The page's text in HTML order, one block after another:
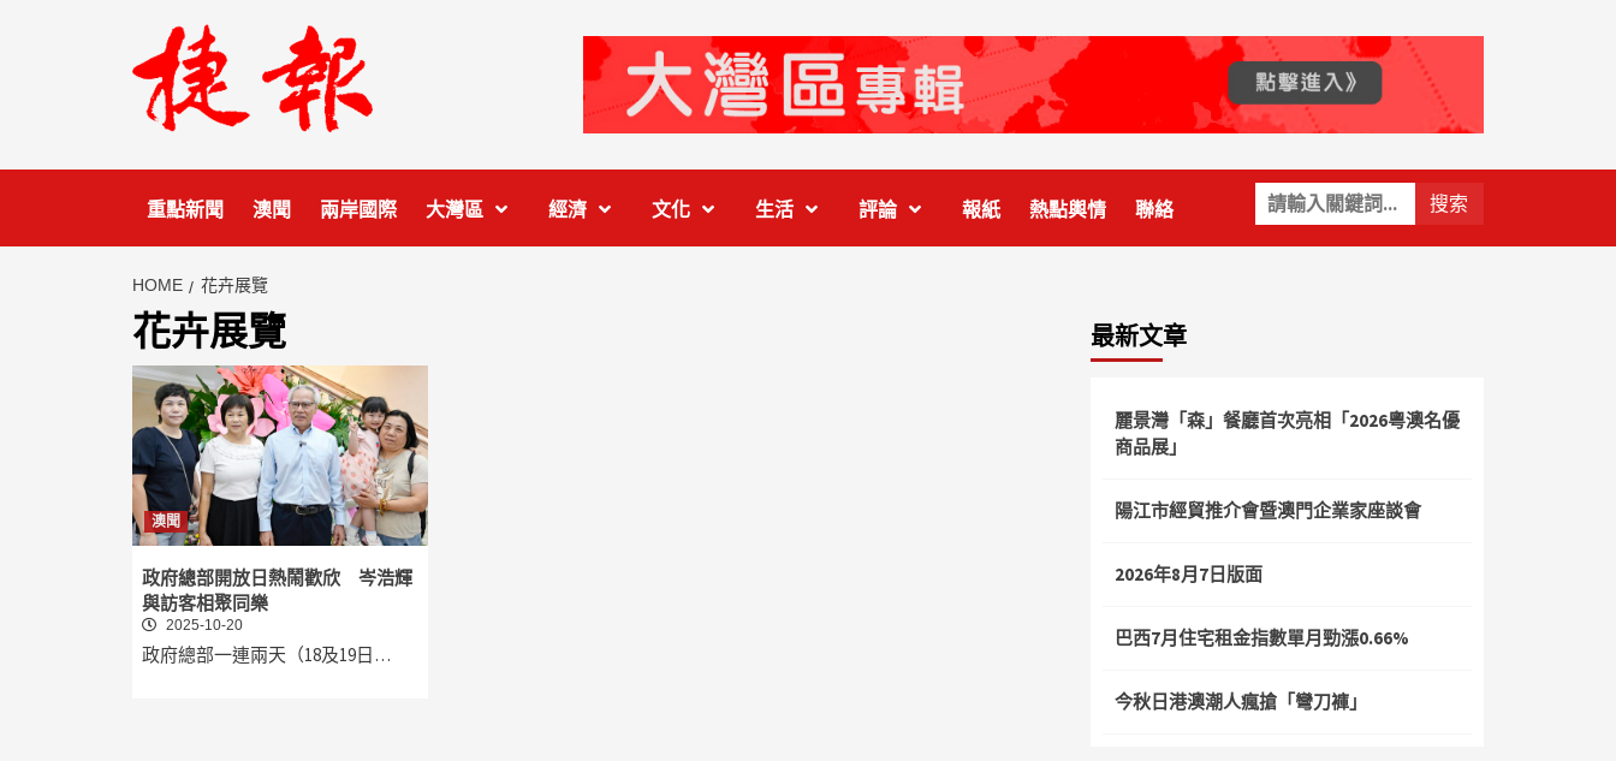
關
鍵
字:
重點新聞 澳聞 兩岸國際 大灣區 經濟 文化 生活 評論 報紙 熱點輿情 聯絡
HOME 花卉展覽
花卉展覽
澳聞
政府總部開放日熱鬧歡欣 岑浩輝
與訪客相聚同樂
2025-10-20
政府總部一連兩天（18及19日…
最新文章
麗景灣「森」餐廳首次亮相「2026粵澳名優
商品展」
陽江市經貿推介會暨澳門企業家座談會
2026年8月7日版面
巴西7月住宅租金指數單月勁漲0.66%
今秋日港澳潮人瘋搶「彎刀褲」